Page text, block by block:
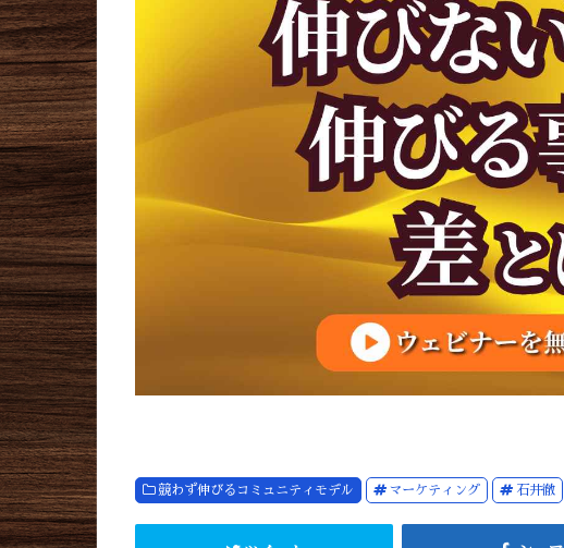
競わず伸びるコミュニティモデル マーケティング 石井徹